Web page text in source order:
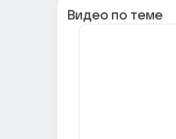
Видео по теме